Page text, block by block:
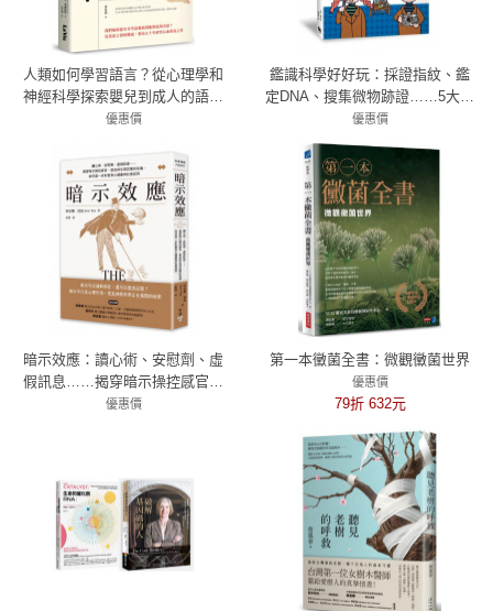
人類如何學習語言？從心理學和
神經科學探索嬰兒到成人的語言
能力躍進之謎
優惠價
鑑識科學好好玩：採證指紋、鑑
定DNA、搜集微物跡證……5大主
題X40個跨學科實驗，成為小小
CSI鑑識專家！（二版）
優惠價
75折 285元
暗示效應：讀心術、安慰劑、虛
假訊息……揭穿暗示操控感官、
信念與生理反應的伎倆，如何進
優惠價
第一本黴菌全書：微觀黴菌世界
優惠價
79折 632元